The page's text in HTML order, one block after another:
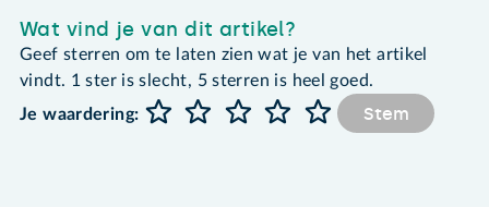
Wat vind je van dit artikel?
Geef sterren om te laten zien wat je van het artikel
vindt. 1 ster is slecht, 5 sterren is heel goed.
Je waardering:
Stem